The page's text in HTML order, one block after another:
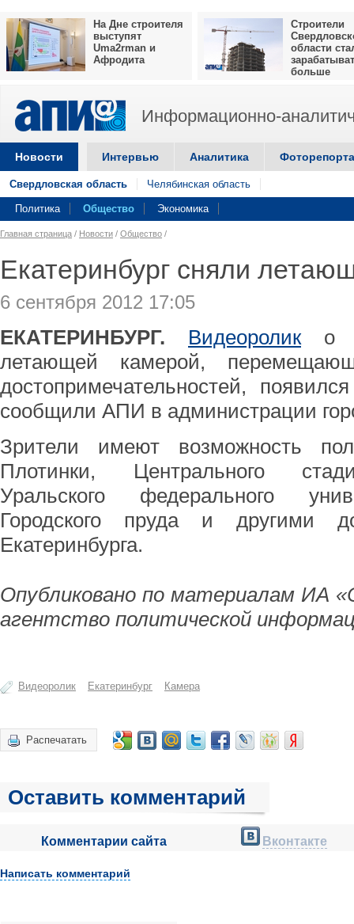
На Дне строителя
выступят
Uma2rman и
Афродита
Строители
области
больше
Информационно-
Новости Интервью Аналитика
Свердловская область Челябинская область
Политика Общество Экономика
Главная страница / Новости / Общество /
Екатеринбург сняли
6 сентября 2012 17:05
ЕКАТЕРИНБУРГ. Видеоролико
летающей камерой,
достопримечательностей,
сообщили АПИ в администрации
Зрители имеют возможность
Плотинки, Центрального
Уральского федерального
Городского пруда и другими
Екатеринбурга.
Опубликовано по материалам ИА
агентство политической
Видеоролик Екатеринбург Камера
Распечатать
Оставить комментарий
Комментарии сайта Вконтакте
Написать комментарий